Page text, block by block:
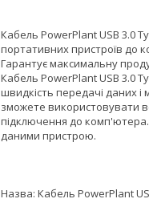
Кабель PowerPlant USB 3.0
портативних пристроїв до
Гарантує максимальну
Кабель PowerPlant USB 3.0
швидкість передачі даних
зможете використовувати
підключення до
даними пристрою.
Назва: Кабель PowerPlant